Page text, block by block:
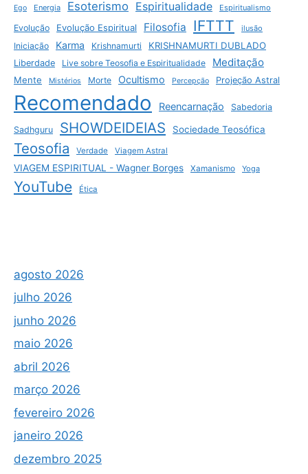
Ego Energia Esoterismo Espiritualidade Espiritualismo
Evolução Evolução Espiritual Filosofia IFTTT ilusão
Iniciação Karma Krishnamurti KRISHNAMURTI DUBLADO
Liberdade Live sobre Teosofia e Espiritualidade Meditação
Mente Mistérios Morte Ocultismo Percepção Projeção Astral
Recomendado Reencarnação Sabedoria
Sadhguru SHOWDEIDEIAS Sociedade Teosófica
Teosofia Verdade Viagem Astral
VIAGEM ESPIRITUAL - Wagner Borges Xamanismo Yoga
YouTube Ética
agosto 2026
julho 2026
junho 2026
maio 2026
abril 2026
março 2026
fevereiro 2026
janeiro 2026
dezembro 2025